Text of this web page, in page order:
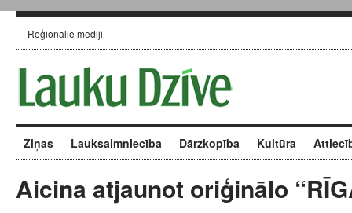
Reģionālie mediji
Ziņas Lauksaimniecība Dārzkopība Kultūra
Aicina atjaunot oriģinālo